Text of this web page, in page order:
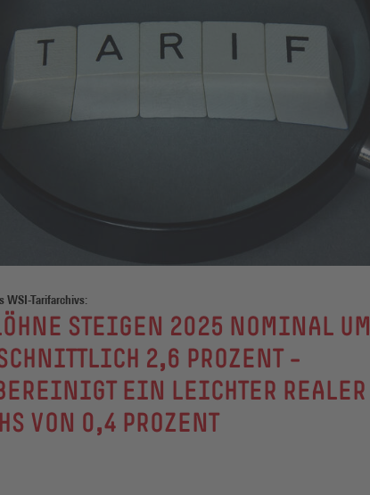
WSI-Tarifarchivs:
STEIGEN 2025 NOMINAL UM
2,6 PROZENT –
EIN LEICHTER REALER
VON 0,4 PROZENT